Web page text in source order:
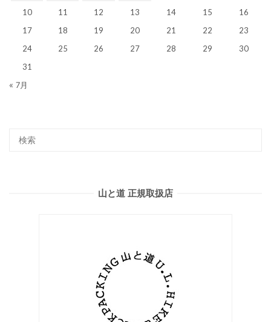
10 11 12 13 14 15
16
17
18 19 20 21 22
23
24
25 26 27 28 29
30
31
« 7月
山と道 正規取扱店